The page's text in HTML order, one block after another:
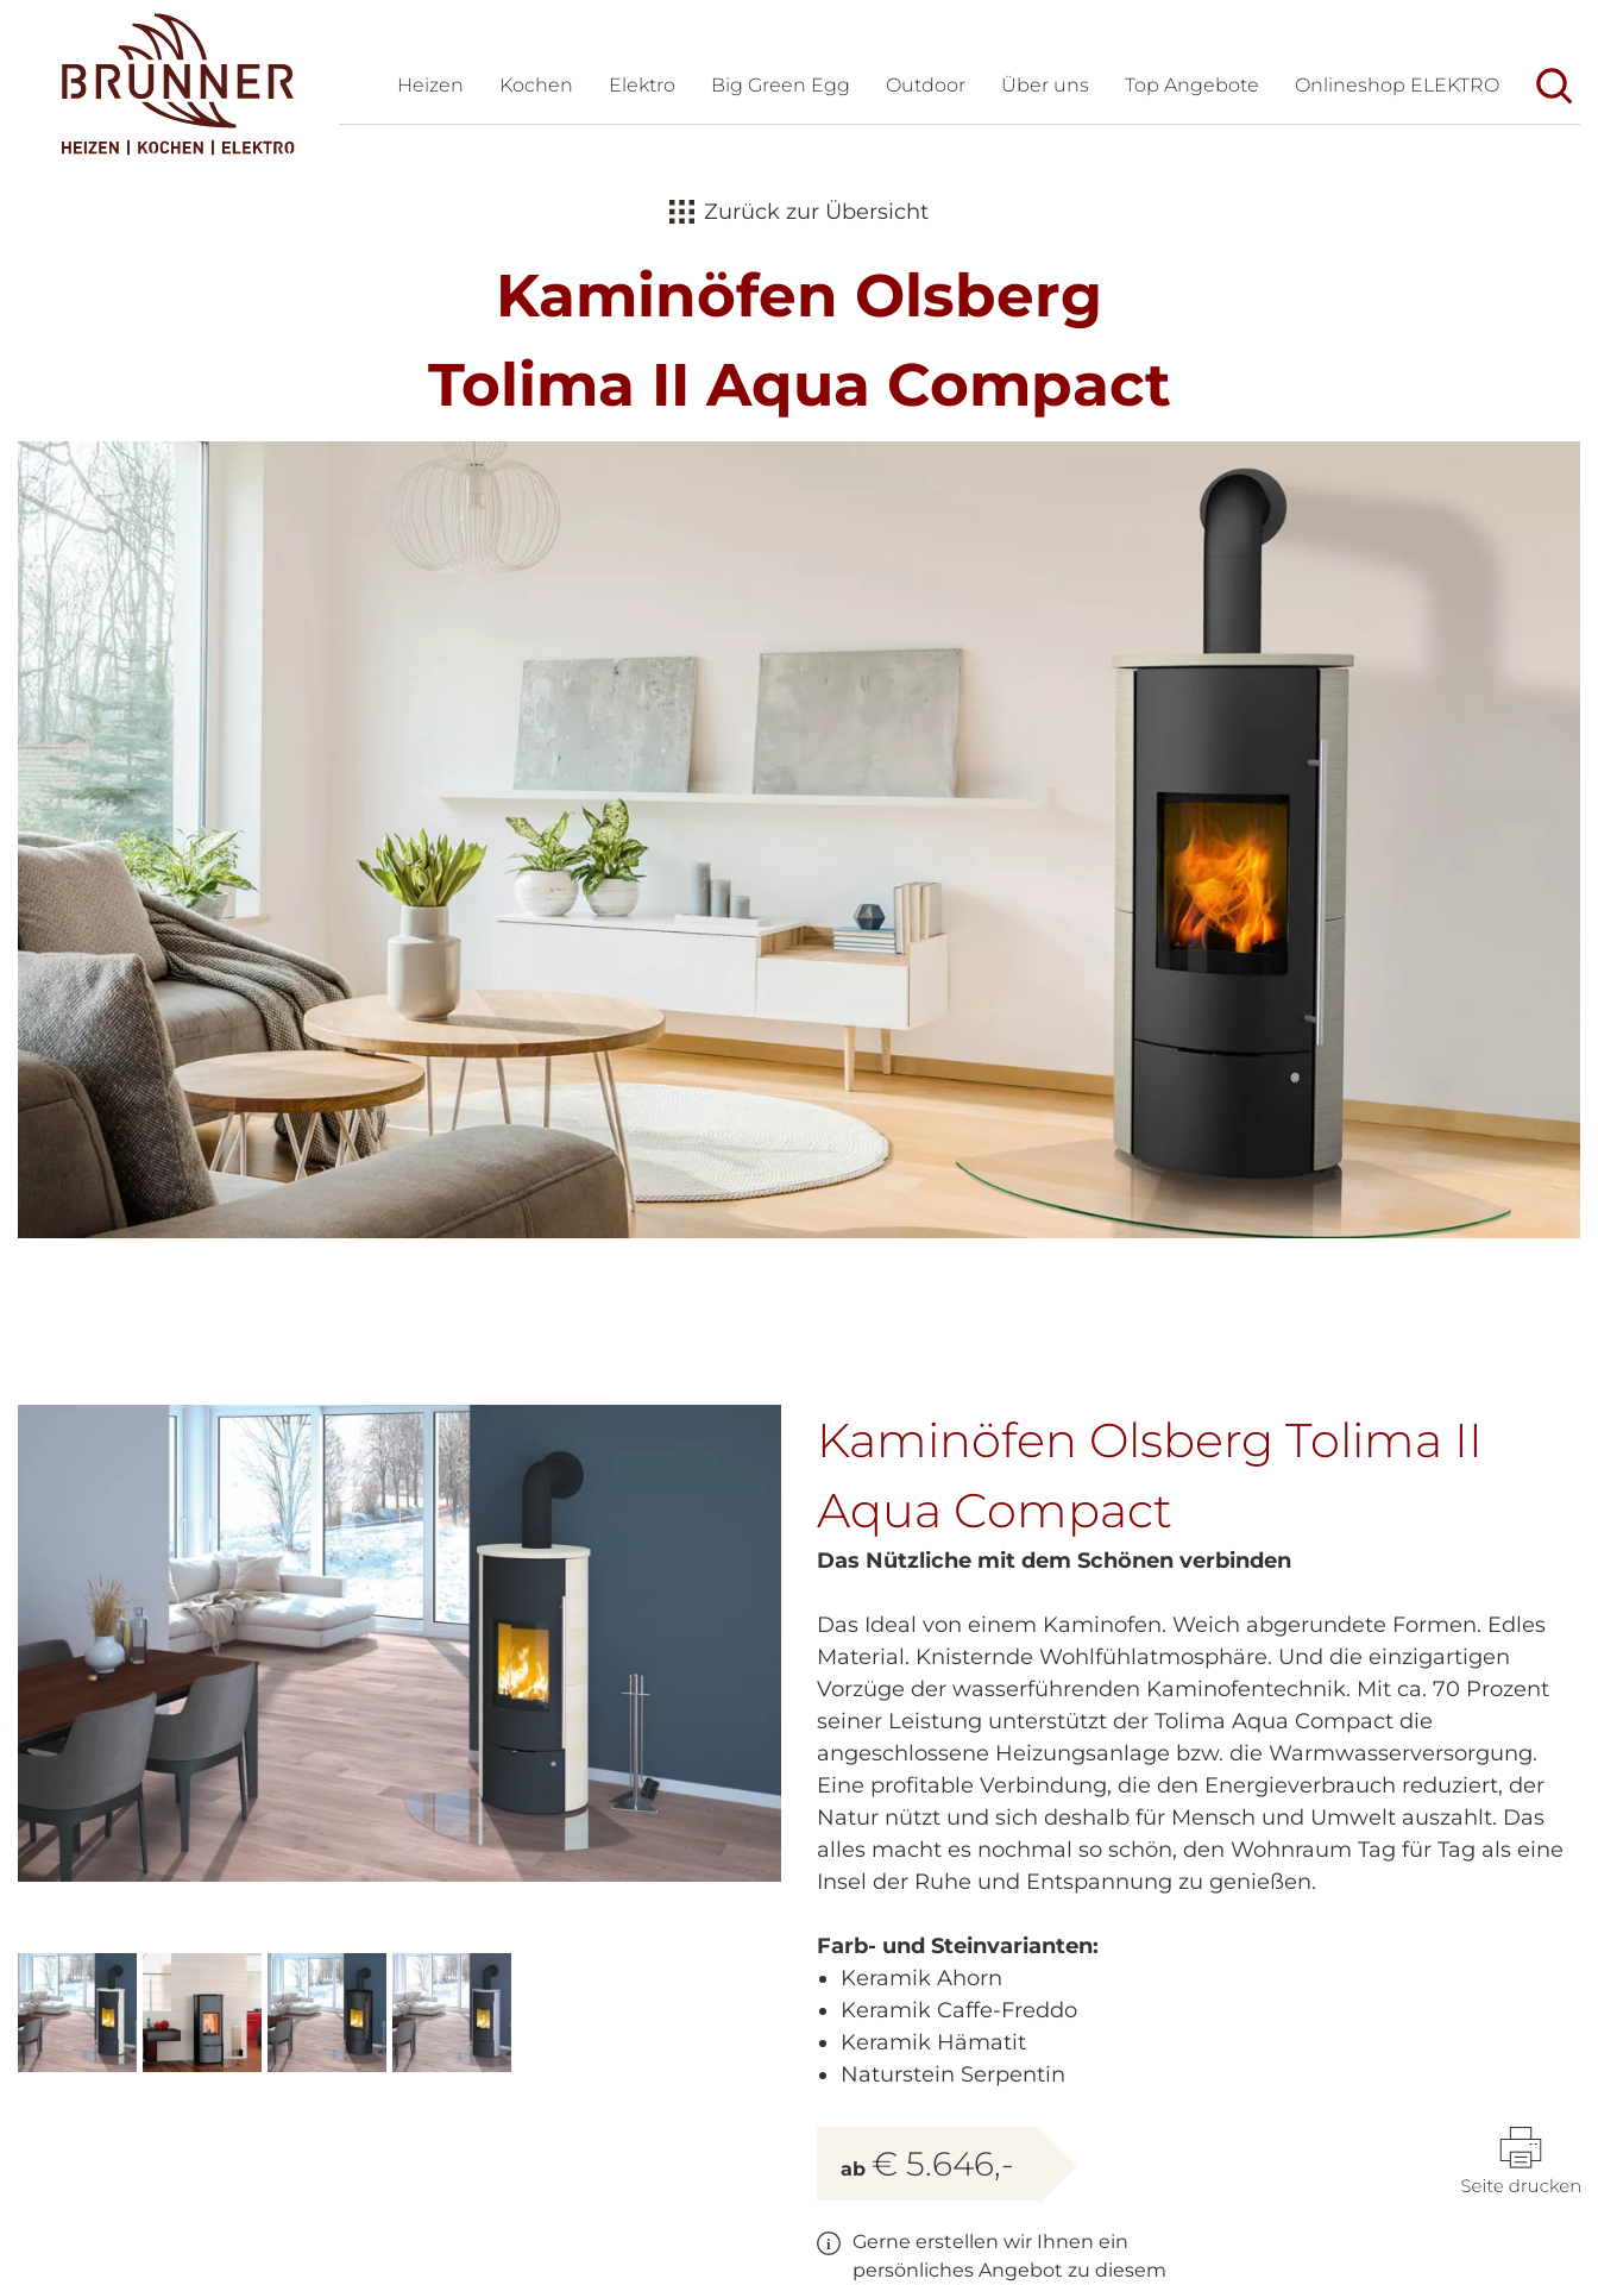
Heizen Kochen Elektro Big Green Egg Outdoor Über uns Top Angebote Onlineshop ELEKTRO
Dienstleistungen
Zurück zur Übersicht
Kaminöfen Olsberg
Tolima II Aqua Compact
Kaminöfen Olsberg Tolima II
Aqua Compact
Das Nützliche mit dem Schönen verbinden
Das Ideal von einem Kaminofen. Weich abgerundete Formen. Edles
Material. Knisternde Wohlfühlatmosphäre. Und die einzigartigen
Vorzüge der wasserführenden Kaminofentechnik. Mit ca. 70 Prozent
seiner Leistung unterstützt der Tolima Aqua Compact die
angeschlossene Heizungsanlage bzw. die Warmwasserversorgung.
Eine profitable Verbindung, die den Energieverbrauch reduziert, der
Natur nützt und sich deshalb für Mensch und Umwelt auszahlt. Das
alles macht es nochmal so schön, den Wohnraum Tag für Tag als eine
Insel der Ruhe und Entspannung zu genießen.
Farb- und Steinvarianten:
Keramik Ahorn
Keramik Caffe-Freddo
Keramik Hämatit
Naturstein Serpentin
ab € 5.646,-
Gerne erstellen wir Ihnen ein
persönliches Angebot zu diesem